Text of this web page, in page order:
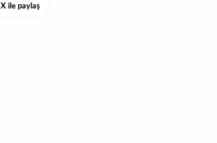
X ile paylaş